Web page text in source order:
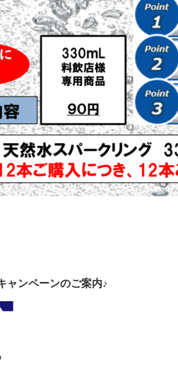
ャンペーンのご案内♪